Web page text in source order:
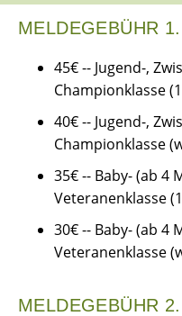
MELDEGEBÜHR
45€ -- Jugend-,
Championklasse
40€ -- Jugend-,
Championklasse
35€ -- Baby- (ab 4
Veteranenklasse
30€ -- Baby- (ab 4
Veteranenklasse
MELDEGEBÜHR